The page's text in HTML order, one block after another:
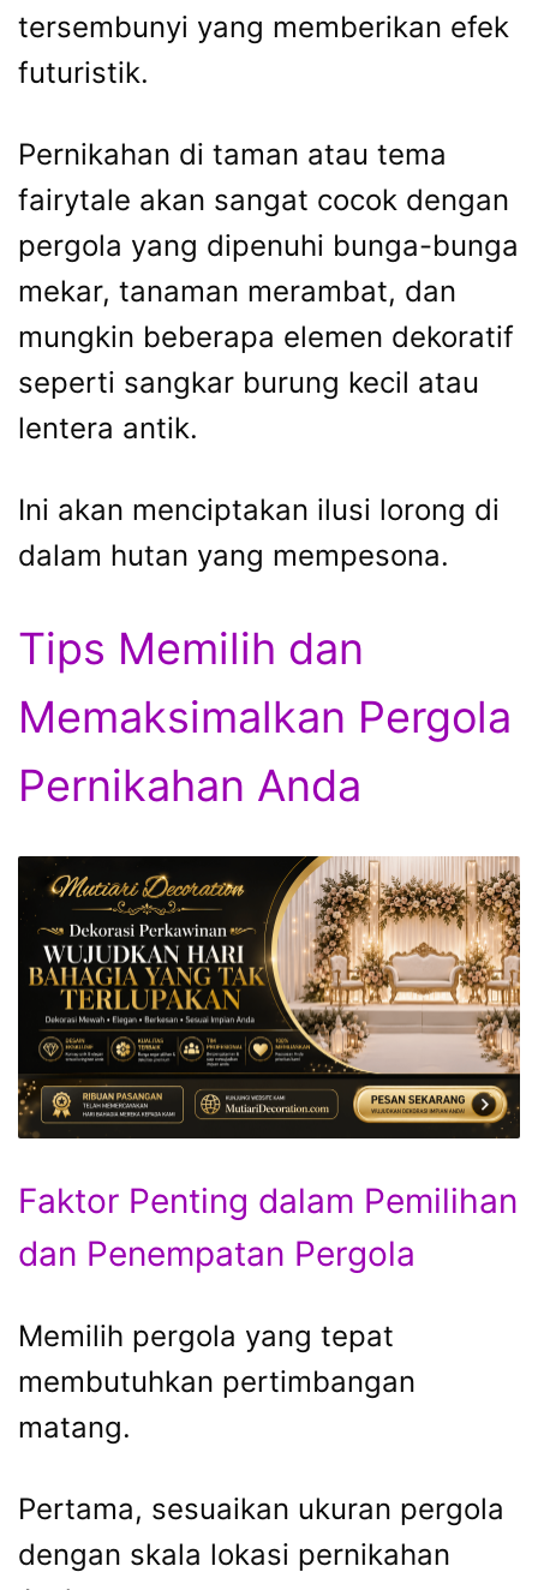
tersembunyi yang memberikan efek
futuristik.
Pernikahan di taman atau tema
fairytale akan sangat cocok dengan
pergola yang dipenuhi bunga-bunga
mekar, tanaman merambat, dan
mungkin beberapa elemen dekoratif
seperti sangkar burung kecil atau
lentera antik.
Ini akan menciptakan ilusi lorong di
dalam hutan yang mempesona.
Tips Memilih dan
Memaksimalkan Pergola
Pernikahan Anda
Faktor Penting dalam Pemilihan
dan Penempatan Pergola
Memilih pergola yang tepat
membutuhkan pertimbangan
matang.
Pertama, sesuaikan ukuran pergola
dengan skala lokasi pernikahan